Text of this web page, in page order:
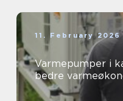
11. February 2026
Varmepumper i
bedre